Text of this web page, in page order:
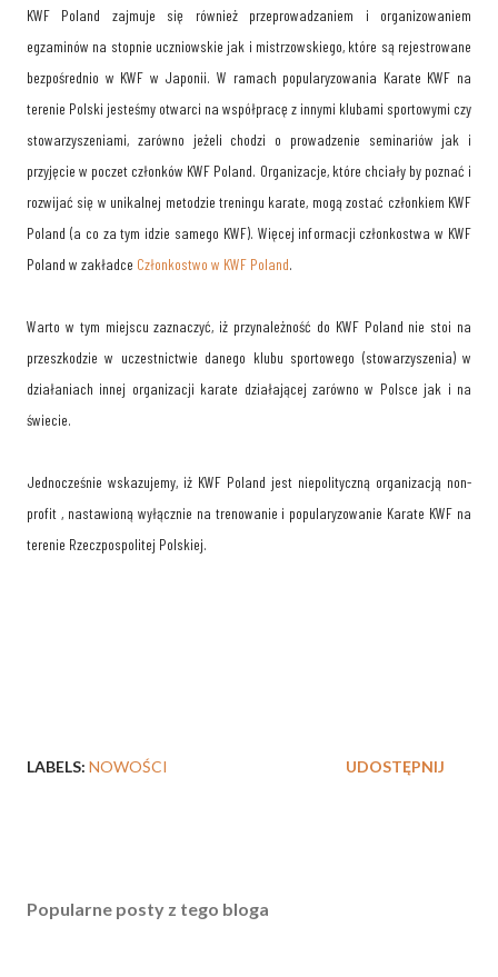
KWF Poland zajmuje się również przeprowadzaniem i organizowaniem
egzaminów na stopnie uczniowskie jak i mistrzowskiego, które są rejestrowane
bezpośrednio w KWF w Japonii. W ramach popularyzowania Karate KWF na
terenie Polski jesteśmy otwarci na współpracę z innymi klubami sportowymi czy
stowarzyszeniami, zarówno jeżeli chodzi o prowadzenie seminariów jak i
przyjęcie w poczet członków KWF Poland. Organizacje, które chciały by poznać i
rozwijać się w unikalnej metodzie treningu karate, mogą zostać członkiem KWF
Poland (a co za tym idzie samego KWF). Więcej informacji członkostwa w KWF
Poland w zakładce Członkostwo w KWF Poland.
Warto w tym miejscu zaznaczyć, iż przynależność do KWF Poland nie stoi na
przeszkodzie w uczestnictwie danego klubu sportowego (stowarzyszenia) w
działaniach innej organizacji karate działającej zarówno w Polsce jak i na
świecie.
Jednocześnie wskazujemy, iż KWF Poland jest niepolityczną organizacją non-
profit , nastawioną wyłącznie na trenowanie i popularyzowanie Karate KWF na
terenie Rzeczpospolitej Polskiej.
LABELS: NOWOŚCI UDOSTĘPNIJ
Popularne posty z tego bloga